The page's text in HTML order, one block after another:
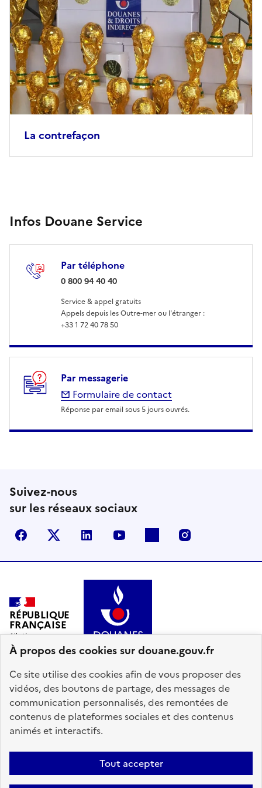
À propos des cookies sur douane.gouv.fr
Ce site utilise des cookies afin de vous proposer des
vidéos, des boutons de partage, des messages de
communication personnalisés, des remontées de
contenus de plateformes sociales et des contenus
animés et interactifs.
Tout accepter
La contrefaçon
Infos Douane Service
Par téléphone
: 0 800 94 40 40
0 800 94 40 40
Service & appel gratuits
Appels depuis les Outre-mer ou l'étranger :
+33 1 72 40 78 50
Par messagerie
Formulaire de contact
Réponse par email sous 5 jours ouvrés.
Suivez-nous
sur les réseaux sociaux
FacebookX (anciennement Twitter)
LinkedIn Flickr
RÉPUBLIQUE
FRANÇAISE
info.gouv.fr
service-public.gouv.fr
legifrance.gouv.fr
Accessibilité : partiellement conforme
Données personnelles
Gestion des cookies